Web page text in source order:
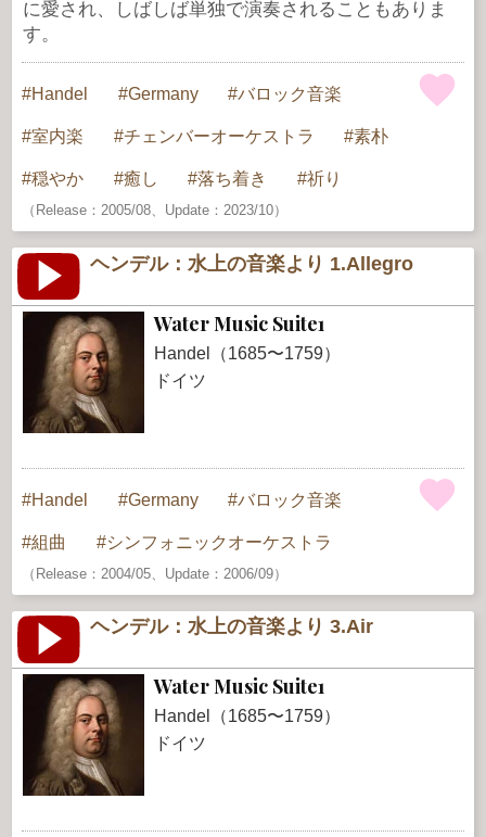
に愛され、しばしば単独で演奏されることもありま
す。
Handel Germany バロック音楽
室内楽 チェンバーオーケストラ 素朴
穏やか 癒し 落ち着き 祈り
（Release：2005/08、Update：2023/10）
ヘンデル：水上の音楽より 1.Allegro
Water Music Suite1
Handel（1685〜1759）
ドイツ
Handel Germany バロック音楽
組曲 シンフォニックオーケストラ
（Release：2004/05、Update：2006/09）
ヘンデル：水上の音楽より 3.Air
Water Music Suite1
Handel（1685〜1759）
ドイツ